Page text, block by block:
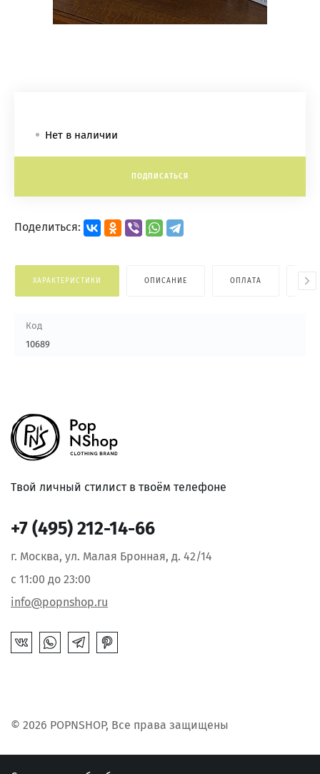
Нет в наличии
ПОДПИСАТЬСЯ
Поделиться:
ХАРАКТЕРИСТИКИ ОПИСАНИЕ ОПЛАТА
Код
10689
Твой личный стилист в твоём телефоне
© 2026 POPNSHOP, Все права защищены
+7 (495) 212-14-66
г. Москва, ул. Малая Бронная, д. 42/14
с 11:00 до 23:00
info@popnshop.ru